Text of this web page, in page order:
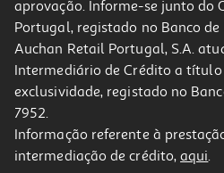
-27%
Refrigerante C/gás Sumol Limão 1.5l
aprovação. Informe-se junto do
Portugal, registado no Banco
Auchan Retail Portugal, S.A.
Intermediário de Crédito a título
exclusividade, registado no
7952.
Informação referente à
intermediação de crédito,aqui.